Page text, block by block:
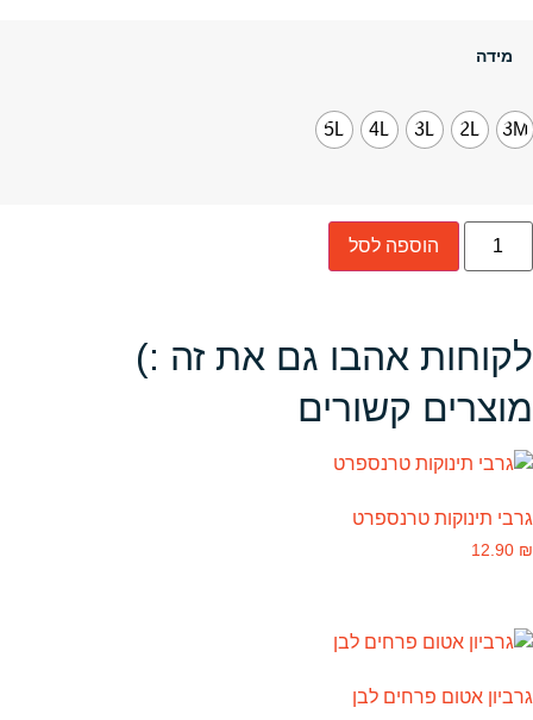
מידה
3M
2L
3L
4L
5L
הוספה לסל
לקוחות אהבו גם את זה :)
מוצרים קשורים
גרבי תינוקות טרנספרט
12.90 ₪
גרביון אטום פרחים לבן